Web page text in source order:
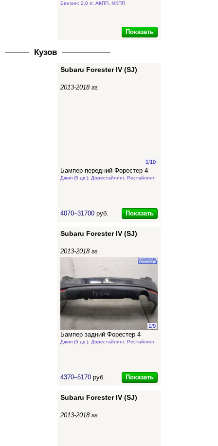
Бензин: 2.0 л; АКПП, МКПП
Показать
Кузов
Subaru Forester IV (SJ)
2013-2018 гг.
1/10
Бампер передний Форестер 4
Джип (5 дв.); Дорестайлинг, Рестайлинг
4070–31700 руб. Показать
Subaru Forester IV (SJ)
2013-2018 гг.
1/9
Бампер задний Форестер 4
Джип (5 дв.); Дорестайлинг, Рестайлинг
4370–5170 руб. Показать
Subaru Forester IV (SJ)
2013-2018 гг.